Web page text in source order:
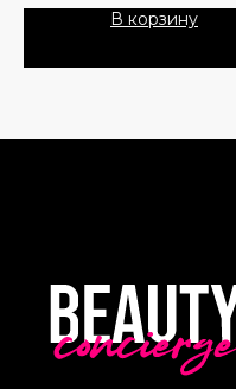
В корзину
Публичная Оферта